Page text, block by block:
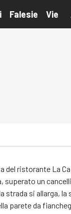
Falesie Vie
ristorante La
un
si allarga, la
parete da